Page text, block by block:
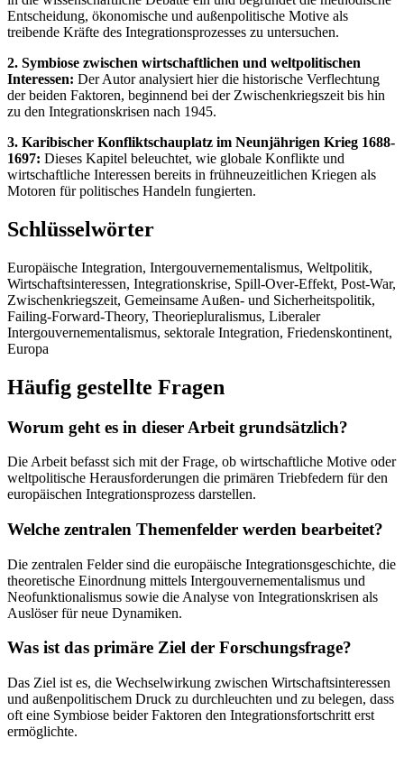
Entscheidung, ökonomische und außenpolitische Motive als
treibende Kräfte des Integrationsprozesses zu untersuchen.
2. Symbiose zwischen wirtschaftlichen und weltpolitischen
Interessen: Der Autor analysiert hier die historische Verflechtung
der beiden Faktoren, beginnend bei der Zwischenkriegszeit bis hin
zu den Integrationskrisen nach 1945.
3. Karibischer Konfliktschauplatz im Neunjährigen Krieg 1688-
1697: Dieses Kapitel beleuchtet, wie globale Konflikte und
wirtschaftliche Interessen bereits in frühneuzeitlichen Kriegen als
Motoren für politisches Handeln fungierten.
Schlüsselwörter
Europäische Integration, Intergouvernementalismus, Weltpolitik,
Wirtschaftsinteressen, Integrationskrise, Spill-Over-Effekt, Post-War,
Zwischenkriegszeit, Gemeinsame Außen- und Sicherheitspolitik,
Failing-Forward-Theory, Theoriepluralismus, Liberaler
Intergouvernementalismus, sektorale Integration, Friedenskontinent,
Europa
Häufig gestellte Fragen
Worum geht es in dieser Arbeit grundsätzlich?
Die Arbeit befasst sich mit der Frage, ob wirtschaftliche Motive oder
weltpolitische Herausforderungen die primären Triebfedern für den
europäischen Integrationsprozess darstellen.
Welche zentralen Themenfelder werden bearbeitet?
Die zentralen Felder sind die europäische Integrationsgeschichte, die
theoretische Einordnung mittels Intergouvernementalismus und
Neofunktionalismus sowie die Analyse von Integrationskrisen als
Auslöser für neue Dynamiken.
Was ist das primäre Ziel der Forschungsfrage?
Das Ziel ist es, die Wechselwirkung zwischen Wirtschaftsinteressen
und außenpolitischem Druck zu durchleuchten und zu belegen, dass
oft eine Symbiose beider Faktoren den Integrationsfortschritt erst
ermöglichte.